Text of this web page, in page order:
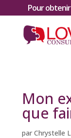
Pour
Mon
que
par Chrystelle